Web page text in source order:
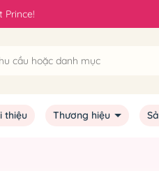
Prince!
thiệu Thương hiệu